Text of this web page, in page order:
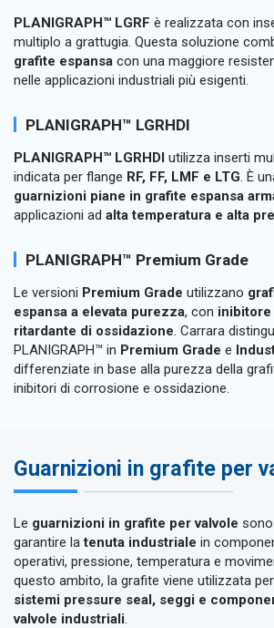
PLANIGRAPH™ LGRF è realizzata con
multiplo a grattugia. Questa soluzione
grafite espansa con una maggiore
nelle applicazioni industriali più esigenti.
PLANIGRAPH™ LGRHDI
PLANIGRAPH™ LGRHDI utilizza inserti
indicata per flange RF, FF, LMF e LTG. È
guarnizioni piane in grafite espansa
applicazioni ad alta temperatura e alta
PLANIGRAPH™ Premium Grade
Le versioni Premium Grade utilizzano
espansa a elevata purezza, con
ritardante di ossidazione. Carrara
PLANIGRAPH™ in Premium Grade e
differenziate in base alla purezza della
inibitori di corrosione e ossidazione.
Guarnizioni in grafite per
Le guarnizioni in grafite per valvole
garantire latenuta industriale in
operativi, pressione, temperatura e
questo ambito, la grafite viene utilizzata per
sistemi pressure seal, seggi e
valvole industriali.